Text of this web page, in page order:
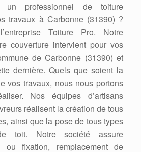
un professionnel de toiture
travaux à Carbonne (31390) ?
Toiture Pro. Notre
couverture intervient pour vos
de Carbonne (31390) et
dernière. Quels que soient la
vos travaux, nous nous portons
Nos équipes d’artisans
réalisent la création de tous
ainsi que la pose de tous types
toit. Notre société assure
ou fixation, remplacement de